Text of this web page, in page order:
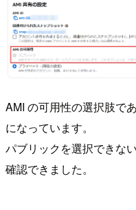
AMI の可用性の選択肢で
になっています。
パブリックを選択できな
確認できました。